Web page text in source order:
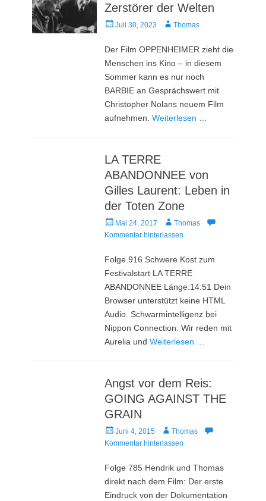
Zerstörer der Welten
Veröffentlicht
Juli 30, 2023 AutorThomas
Der Film OPPENHEIMER zieht die
Menschen ins Kino – in diesem
Sommer kann es nur noch
BARBIE an Gesprächswert mit
Christopher Nolans neuem Film
aufnehmen.Weiterlesen …
LA TERRE
ABANDONNEE von
Gilles Laurent: Leben in
der Toten Zone
Veröffentlicht
am
Mai 24, 2017 AutorThomas
Kommentar hinterlassen
Folge 916 Schwere Kost zum
Festivalstart LA TERRE
ABANDONNEE Länge:14:51 Dein
Browser unterstützt keine HTML
Audio. Schwarmintelligenz bei
Nippon Connection: Wir reden mit
Aurelia undWeiterlesen …
Angst vor dem Reis:
GOING AGAINST THE
GRAIN
Veröffentlicht
am
Juni 4, 2015 AutorThomas
Kommentar hinterlassen
Folge 785 Hendrik und Thomas
direkt nach dem Film: Der erste
Eindruck von der Dokumentation